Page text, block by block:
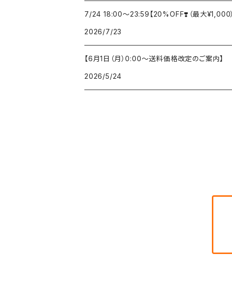
中庸
ベリー・ダーク（Very Dark）
7/24 18:00〜23:59【20%OFF❣️（最大¥1,000）
2026/7/23
【6月1日（月）0:00〜送料価格改定のご案内】
2026/5/24